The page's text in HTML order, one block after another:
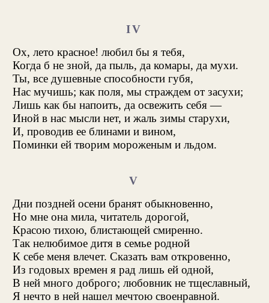
IV
Ох, лето красное! любил бы я тебя,
Когда б не зной, да пыль, да комары, да мухи.
Ты, все душевные способности губя,
Нас мучишь; как поля, мы страждем от засухи;
Лишь как бы напоить, да освежить себя —
Иной в нас мысли нет, и жаль зимы старухи,
И, проводив ее блинами и вином,
Поминки ей творим мороженым и льдом.
V
Дни поздней осени бранят обыкновенно,
Но мне она мила, читатель дорогой,
Красою тихою, блистающей смиренно.
Так нелюбимое дитя в семье родной
К себе меня влечет. Сказать вам откровенно,
Из годовых времен я рад лишь ей одной,
В ней много доброго; любовник не тщеславный,
Я нечто в ней нашел мечтою своенравной.